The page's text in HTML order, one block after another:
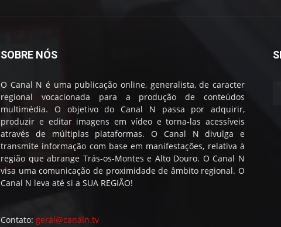
SOBRE NÓS
O Canal N é uma publicação online, generalista, de caracter
regional vocacionada para a produção de conteúdos
multimédia. O objetivo do Canal N passa por adquirir,
produzir e editar imagens em vídeo e torna-las acessíveis
através de múltiplas plataformas. O Canal N divulga e
transmite informação com base em manifestações, relativa à
região que abrange Trás-os-Montes e Alto Douro. O Canal N
visa uma comunicação de proximidade de âmbito regional. O
Canal N leva até si a SUA REGIÃO!
Contato: geral@canaln.tv